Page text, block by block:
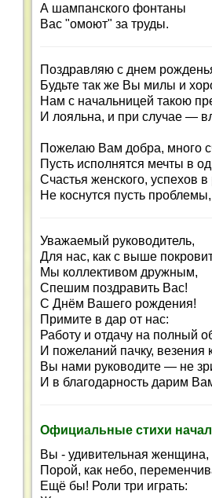
А шампанского фонтаны
Вас "омоют" за труды.
Поздравляю с днем
Будьте так же Вы милы и
Нам с начальницей такою
И лояльна, и при случае —
Пожелаю Вам добра, много
Пусть исполнятся мечты в
Счастья женского, успехов в
Не коснутся пусть
Уважаемый руководитель,
Для нас, как с выше
Мы коллективом дружным,
Спешим поздравить Вас!
С Днём Вашего рождения!
Примите в дар от нас:
Работу и отдачу на полный
И пожеланий пачку, везения
Вы нами руководите — не
И в благодарность дарим
Официальные стихи
Вы - удивительная женщина,
Порой, как небо,
Ещё бы! Роли три играть: